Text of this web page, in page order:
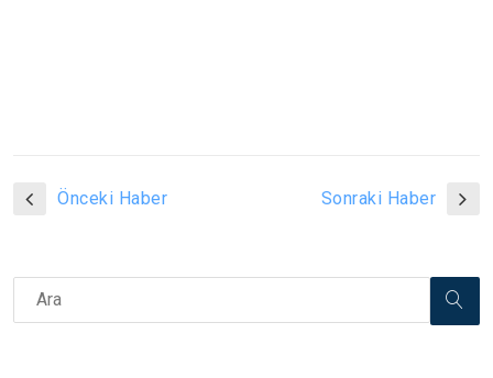
Önceki Haber Sonraki Haber